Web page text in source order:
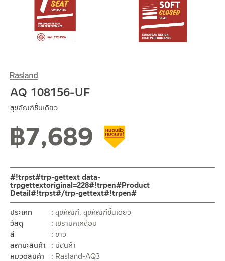
AQ 108156-UF
สุขภัณฑ์ชิ้นเดียว
฿7,689
#!trpst#trp-gettext data-
trpgettextoriginal=228#!trpen#Product
Detail#!trpst#/trp-gettext#!trpen#
ประเภท
สุขภัณฑ์, สุขภัณฑ์ชิ้นเดียว
วัสดุ
เซรามิคเคลือบ
สี
ขาว
สถานะสินค้า
มีสินค้า
หมวดสินค้า
Rasland-AQ3